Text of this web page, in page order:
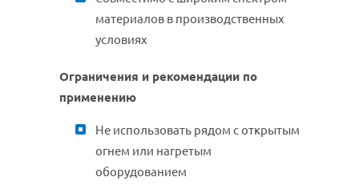
материалов в производственных
условиях
Ограничения и рекомендации по
применению
Не использовать рядом с открытым
огнем или нагретым
оборудованием